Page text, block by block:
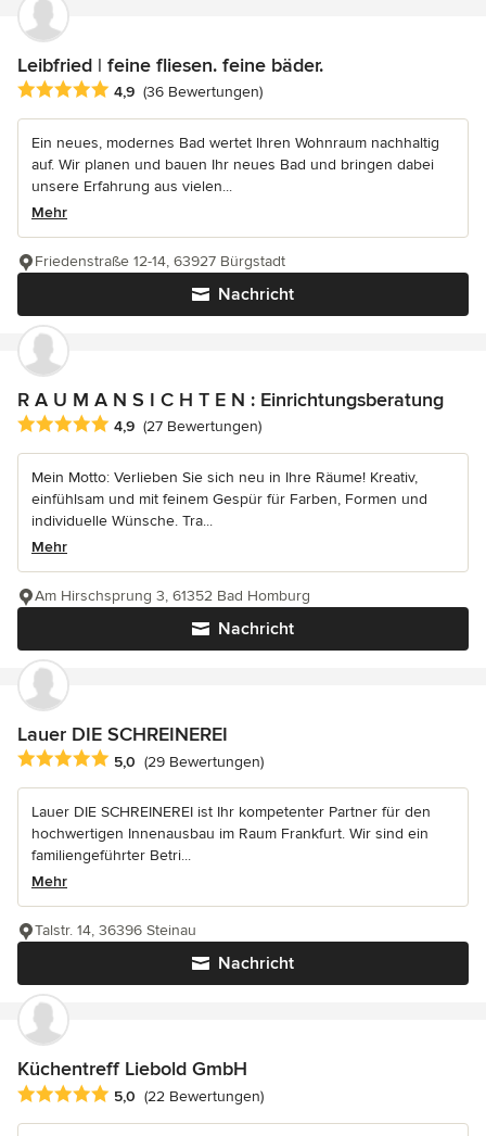
Leibfried | feine fliesen. feine bäder.
Durchschnittliche Bewertung: 4.9 von 5 Sternen
4,9 (36 Bewertungen)
Ein neues, modernes Bad wertet Ihren Wohnraum nachhaltig
auf. Wir planen und bauen Ihr neues Bad und bringen dabei
unsere Erfahrung aus vielen...
Mehr
Nachricht
Friedenstraße 12-14, 63927 Bürgstadt
R A U M A N S I C H T E N : Einrichtungsberatung
Durchschnittliche Bewertung: 4.9 von 5 Sternen
4,9 (27 Bewertungen)
Mein Motto: Verlieben Sie sich neu in Ihre Räume! Kreativ,
einfühlsam und mit feinem Gespür für Farben, Formen und
individuelle Wünsche. Tra...
Mehr
Nachricht
Am Hirschsprung 3, 61352 Bad Homburg
Lauer DIE SCHREINEREI
Durchschnittliche Bewertung: 5 von 5 Sternen
5,0 (29 Bewertungen)
Lauer DIE SCHREINEREI ist Ihr kompetenter Partner für den
hochwertigen Innenausbau im Raum Frankfurt. Wir sind ein
familiengeführter Betri...
Mehr
Nachricht
Talstr. 14, 36396 Steinau
Küchentreff Liebold GmbH
Durchschnittliche Bewertung: 5 von 5 Sternen
5,0 (22 Bewertungen)